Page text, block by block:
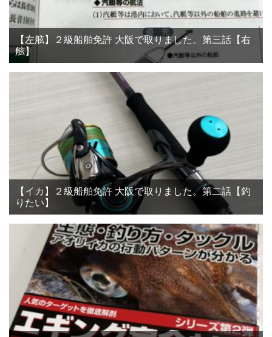
【左舷】２級船舶免許 大阪で取りました。第三話【右
舷】
【イカ】２級船舶免許 大阪で取りました。第二話【釣
りたい】